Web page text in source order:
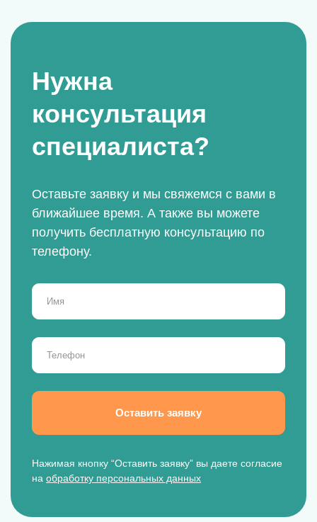
Нужна
консультация
специалиста?
Оставьте заявку и мы свяжемся с вами в
ближайшее время. А также вы можете
получить бесплатную консультацию по
телефону.
Оставить заявку
Нажимая кнопку “Оставить заявку” вы даете согласие
на обработку персональных данных